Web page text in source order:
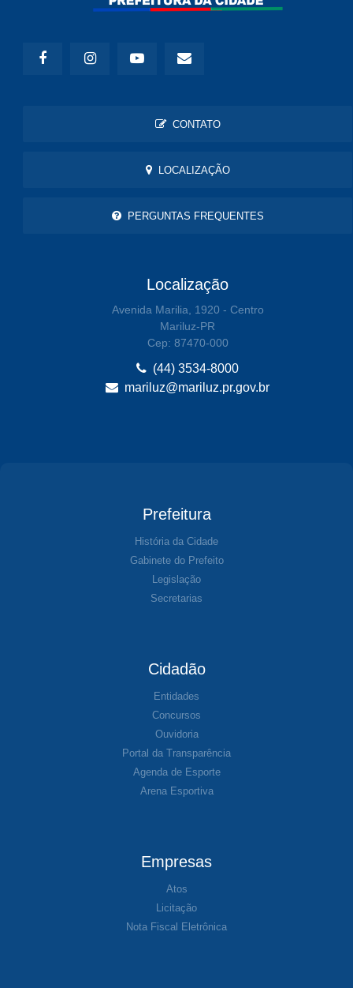
CONTATO
LOCALIZAÇÃO
PERGUNTAS FREQUENTES
Localização
Avenida Marilia, 1920 - Centro
Mariluz-PR
Cep: 87470-000
(44) 3534-8000
mariluz@mariluz.pr.gov.br
Prefeitura
História da Cidade
Gabinete do Prefeito
Legislação
Secretarias
Cidadão
Entidades
Concursos
Ouvidoria
Portal da Transparência
Agenda de Esporte
Arena Esportiva
Empresas
Atos
Licitação
Nota Fiscal Eletrônica